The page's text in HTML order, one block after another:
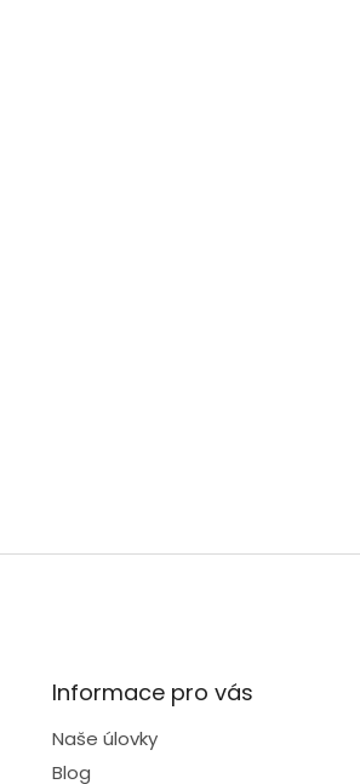
Informace pro vás
Naše úlovky
Blog